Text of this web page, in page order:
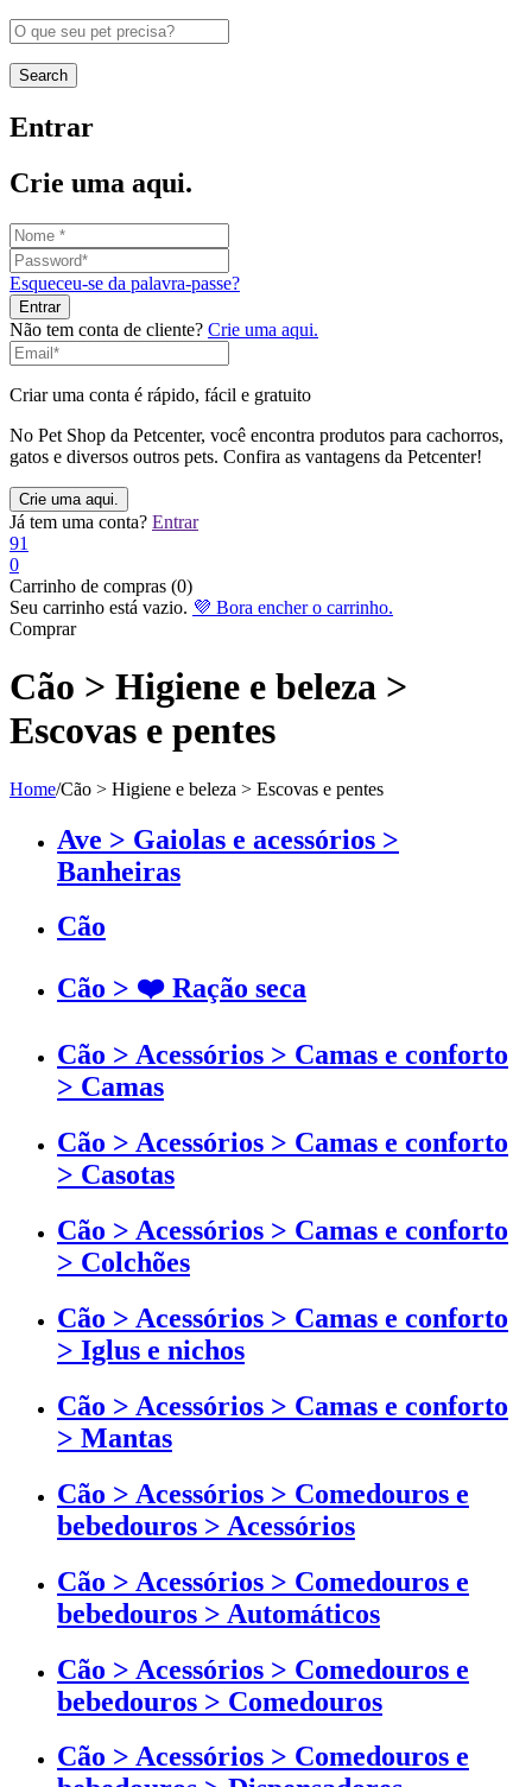
Search
Entrar
Crie uma aqui.
Esqueceu-se da palavra-passe?
Não tem conta de cliente? Crie uma aqui.
Criar uma conta é rápido, fácil e gratuito
No Pet Shop da Petcenter, você encontra produtos para cachorros,
gatos e diversos outros pets. Confira as vantagens da Petcenter!
Já tem uma conta? Entrar
91
0
Carrinho de compras (0)
Seu carrinho está vazio. 💜 Bora encher o carrinho.
Comprar
Cão > Higiene e beleza >
Escovas e pentes
Home/Cão > Higiene e beleza > Escovas e pentes
Ave > Gaiolas e acessórios >
Banheiras
Cão
Cão > ❤️ Ração seca
Cão > Acessórios > Camas e conforto
> Camas
Cão > Acessórios > Camas e conforto
> Casotas
Cão > Acessórios > Camas e conforto
> Colchões
Cão > Acessórios > Camas e conforto
> Iglus e nichos
Cão > Acessórios > Camas e conforto
> Mantas
Cão > Acessórios > Comedouros e
bebedouros > Acessórios
Cão > Acessórios > Comedouros e
bebedouros > Automáticos
Cão > Acessórios > Comedouros e
bebedouros > Comedouros
Cão > Acessórios > Comedouros e